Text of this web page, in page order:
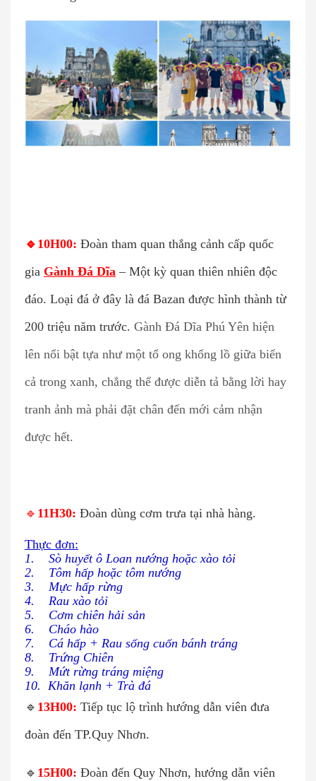
🔹 10H00: Đoàn tham quan thắng cảnh cấp quốc
gia Gành Đá Dĩa – Một kỳ quan thiên nhiên độc
đáo. Loại đá ở đây là đá Bazan được hình thành từ
200 triệu năm trước. Gành Đá Dĩa Phú Yên hiện
lên nổi bật tựa như một tổ ong khổng lồ giữa biển
cả trong xanh, chẳng thể được diễn tả bằng lời hay
tranh ảnh mà phải đặt chân đến mới cảm nhận
được hết.
🔹 11H30: Đoàn dùng cơm trưa tại nhà hàng.
Thực đơn:
1. Sò huyết ô Loan nướng hoặc xào tỏi
2. Tôm hấp hoặc tôm nướng
3. Mực hấp rừng
4. Rau xào tỏi
5. Cơm chiên hải sản
6. Cháo hào
7. Cá hấp + Rau sống cuốn bánh tráng
8. Trứng Chiên
9. Mứt rừng tráng miệng
10. Khăn lạnh + Trà đá
🔹 13H00: Tiếp tục lộ trình hướng dẫn viên đưa
đoàn đến TP.Quy Nhơn.
🔹 15H00: Đoàn đến Quy Nhơn, hướng dẫn viên